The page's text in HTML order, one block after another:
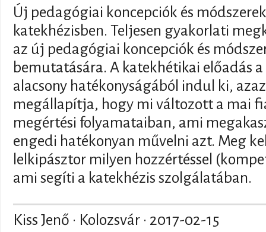
Új pedagógiai koncepciók és
katekhézisben. Teljesen gyakorlati
az új pedagógiai koncepciók és
bemutatására. A katekhétikai előadás
alacsony hatékonyságából indul ki,
megállapítja, hogy mi változott a mai
megértési folyamataiban, ami
engedi hatékonyan művelni azt. Meg
lelkipásztor milyen hozzértéssel
ami segíti a katekhézis szolgálatában.
Kiss Jenő · Kolozsvár · 2017-02-15